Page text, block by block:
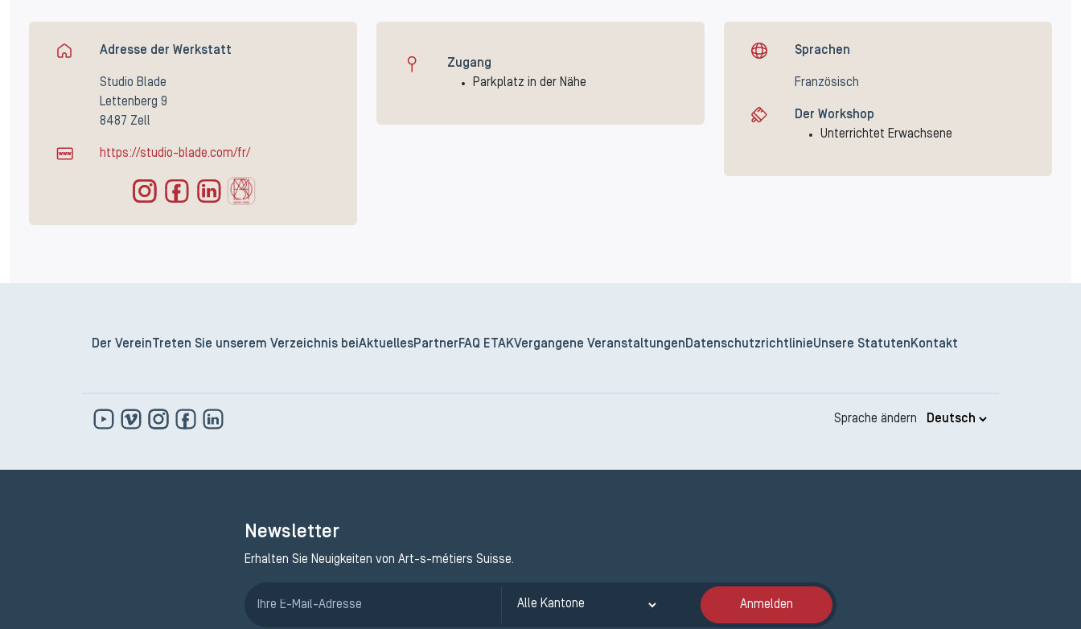
Adresse der Werkstatt
Studio Blade
Lettenberg 9
8487 Zell
https://studio-blade.com/fr/
Zugang
Parkplatz in der Nähe
Sprachen
Französisch
Der Workshop
Unterrichtet Erwachsene
Der Verein Treten Sie unserem Verzeichnis beiAktuellesPartner FAQ ETAKVergangene Veranstaltungen DatenschutzrichtlinieUnsere Statuten Kontakt
Sprache ändern
Newsletter
Erhalten Sie Neuigkeiten von Art-s-métiers Suisse.
Anmelden